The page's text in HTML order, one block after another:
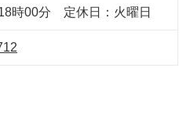
時00分 定休日：火曜日